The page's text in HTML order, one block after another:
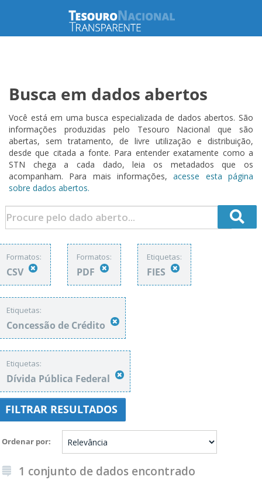
Busca em dados abertos
Você está em uma busca especializada de dados abertos. São
informações produzidas pelo Tesouro Nacional que são
abertas, sem tratamento, de livre utilização e distribuição,
desde que citada a fonte. Para entender exatamente como a
STN chega a cada dado, leia os metadados que os
acompanham. Para mais informações,acesse esta página
sobre dados abertos.
Formatos:
CSV
Formatos:
PDF
Etiquetas:
FIES
Etiquetas:
Concessão de Crédito
Etiquetas:
Dívida Pública Federal
FILTRAR RESULTADOS
Ordenar por
1 conjunto de dados encontrado